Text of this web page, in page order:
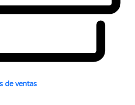
de ventas